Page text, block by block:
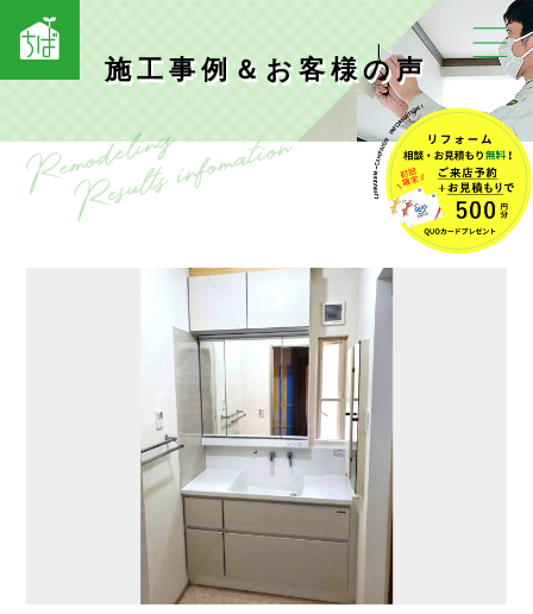
施工事例＆お客様の声